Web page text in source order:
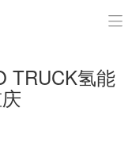

TRUCK氢能